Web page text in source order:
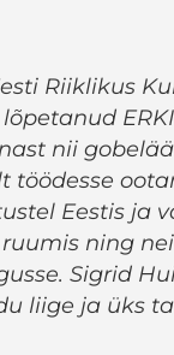
Riiklikus
nii
Eestis ja
ning
Sigrid
liige ja üks